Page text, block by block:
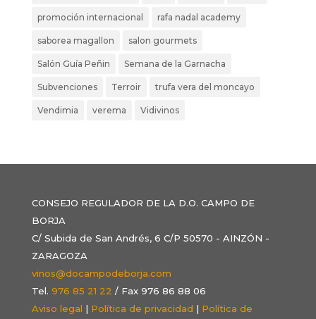
promoción internacional rafa nadal academy
saborea magallon salon gourmets
Salón Guía Peñin Semana de la Garnacha
Subvenciones Terroir trufa vera del moncayo
Vendimia verema Vidivinos
CONSEJO REGULADOR DE LA D.O. CAMPO DE
BORJA
C/ Subida de San Andrés, 6 C/P 50570 - AINZÓN -
ZARAGOZA
vinos@docampodeborja.com
Tel. 976 85 21 22 / Fax 976 86 88 06
Aviso legal | Política de privacidad | Política de